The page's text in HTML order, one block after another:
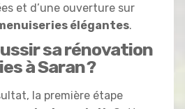
et d’une ouverture sur
élégantes.
sa rénovation
à Saran ?
la première étape